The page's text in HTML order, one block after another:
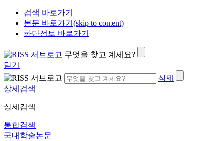
검색 바로가기
본문 바로가기(skip to content)
하단정보 바로가기
무엇을 찾고 계세요?
닫기
삭제
상세검색
상세검색
통합검색
국내학술논문